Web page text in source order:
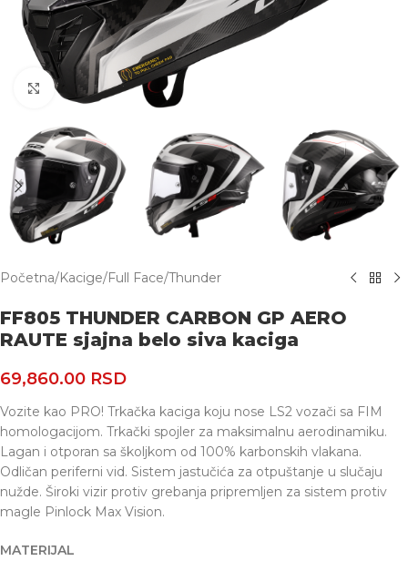
Uvećaj
Početna/Kacige/Full Face/Thunder
FF805 THUNDER CARBON GP AERO
RAUTE sjajna belo siva kaciga
69,860.00 RSD
Vozite kao PRO! Trkačka kaciga koju nose LS2 vozači sa FIM
homologacijom. Trkački spojler za maksimalnu aerodinamiku.
Lagan i otporan sa školjkom od 100% karbonskih vlakana.
Odličan periferni vid. Sistem jastučića za otpuštanje u slučaju
nužde. Široki vizir protiv grebanja pripremljen za sistem protiv
magle Pinlock Max Vision.
MATERIJAL